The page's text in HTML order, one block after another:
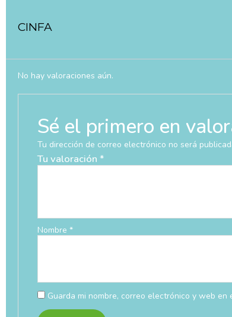
CINFA
No hay valoraciones aún.
Sé el primero en
Tu dirección de correo electrónico no será
Tu valoración *
Nombre *
Guarda mi nombre, correo electrónico y web